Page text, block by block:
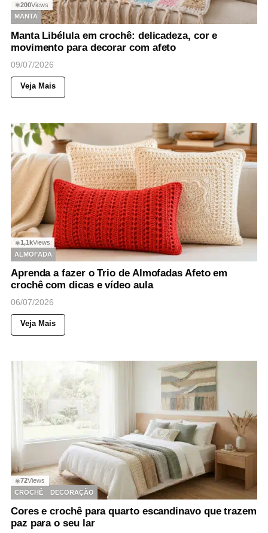
◉200Views
MANTA
Manta Libélula em crochê: delicadeza, cor e
movimento para decorar com afeto
09/07/2026
Veja Mais
◉1,1kViews
ALMOFADA
Aprenda a fazer o Trio de Almofadas Afeto em
crochê com dicas e vídeo aula
06/07/2026
Veja Mais
◉72Views
CROCHÊ
DECORAÇÃO
Cores e crochê para quarto escandinavo que trazem
paz para o seu lar